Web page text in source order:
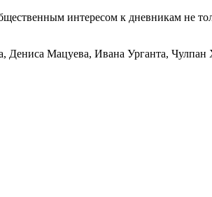
интересом к дневникам не
Мацуева, Ивана Урганта, Чулпан